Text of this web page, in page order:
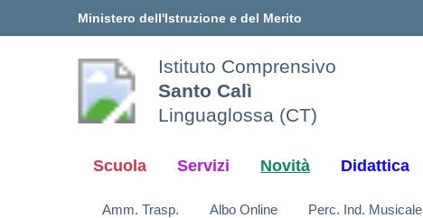
Ministero dell'Istruzione e del Merito
Istituto Comprensivo
Santo Calì
Linguaglossa (CT)
Scuola Servizi Novità Didattica
Amm. Trasp. Albo Online Perc. Ind. Musicale